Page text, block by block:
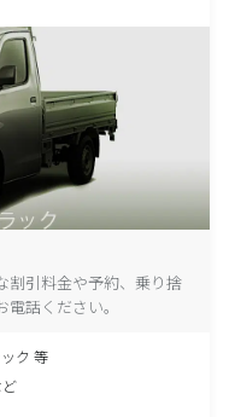
割引料金や予約、乗り捨
話ください。
ク 等